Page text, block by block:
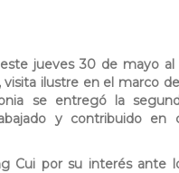
jueves 30 de mayo
ilustre en el marco
se entregó la
y contribuido en
Cui por su interés ante